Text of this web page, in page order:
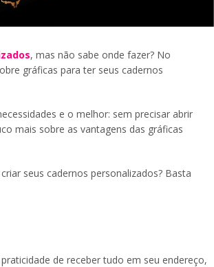
, mas não sabe onde fazer? No
gráficas para ter seus cadernos
e o melhor: sem precisar abrir
mais sobre as vantagens das gráficas
seus cadernos personalizados? Basta
de receber tudo em seu endereço,